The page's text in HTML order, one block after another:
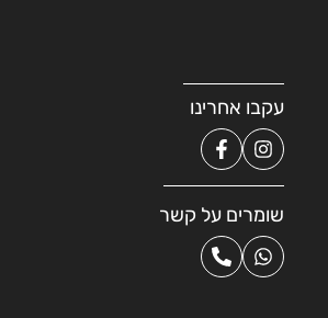
עקבו אחרינו
שומרים על קשר